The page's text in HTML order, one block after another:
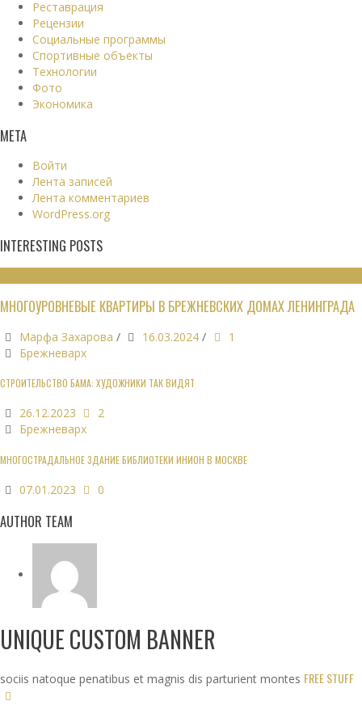
Реставрация
Рецензии
Социальные программы
Спортивные объекты
Технологии
Фото
Экономика
МЕТА
Войти
Лента записей
Лента комментариев
WordPress.org
INTERESTING POSTS
МНОГОУРОВНЕВЫЕ КВАРТИРЫ В БРЕЖНЕВСКИХ ДОМАХ ЛЕНИНГРАДА
Марфа Захарова / 16.03.2024 /
1
Брежневарх
СТРОИТЕЛЬСТВО БАМА: ХУДОЖНИКИ ТАК ВИДЯТ
26.12.2023
2
Брежневарх
МНОГОСТРАДАЛЬНОЕ ЗДАНИЕ БИБЛИОТЕКИ ИНИОН В МОСКВЕ
07.01.2023 0
AUTHOR TEAM
UNIQUE CUSTOM BANNER
sociis natoque penatibus et magnis dis parturient montes FREE STUFF